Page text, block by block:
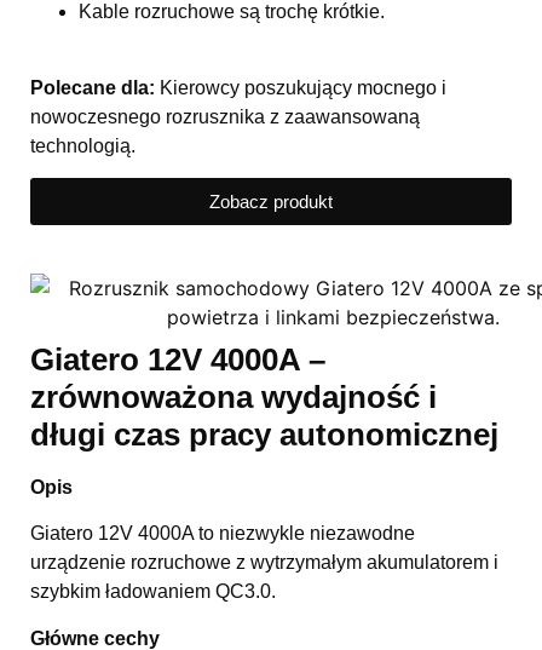
Kable rozruchowe są trochę krótkie.
Polecane dla: Kierowcy poszukujący mocnego i
nowoczesnego rozrusznika z zaawansowaną
technologią.
Zobacz produkt
Giatero 12V 4000A –
zrównoważona wydajność i
długi czas pracy autonomicznej
Opis
Giatero 12V 4000A to niezwykle niezawodne
urządzenie rozruchowe z wytrzymałym akumulatorem i
szybkim ładowaniem QC3.0.
Główne cechy